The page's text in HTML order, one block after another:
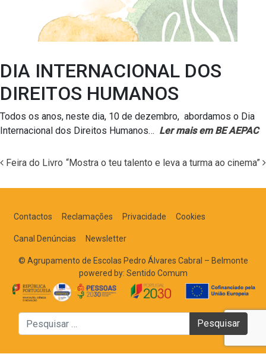
DIA INTERNACIONAL DOS
DIREITOS HUMANOS
Todos os anos, neste dia, 10 de dezembro, abordamos o Dia
Internacional dos Direitos Humanos… Ler mais em BE AEPAC
Feira do Livro “Mostra o teu talento e leva a turma ao cinema”
Contactos Reclamações Privacidade Cookies
Canal Denúncias Newsletter
© Agrupamento de Escolas Pedro Álvares Cabral – Belmonte
powered by: Sentido Comum